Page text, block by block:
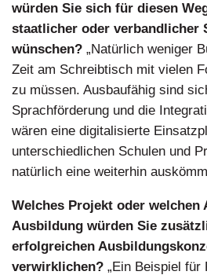
würden Sie sich für diesen
staatlicher oder verbandlicher
wünschen? „Natürlich weniger
Zeit am Schreibtisch mit vielen
zu müssen. Ausbaufähig sind
Sprachförderung und die
wären eine digitalisierte
unterschiedlichen Schulen und
natürlich eine weiterhin
Welches Projekt oder welchen
Ausbildung würden Sie
erfolgreichen
verwirklichen? „Ein Beispiel für